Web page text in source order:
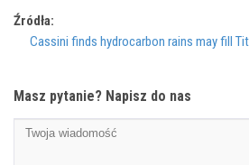
Źródła:
Cassini finds hydrocarbon rains may fill
Masz pytanie? Napisz do nas